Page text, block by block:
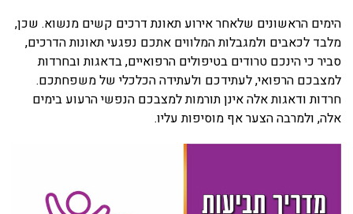
הימים הראשונים שלאחר אירוע תאונת דרכים קשים מנשוא. שכן,
מלבד לכאבים ולמגבלות המלווים אתכם נפגעי תאונות הדרכים,
סביר כי הינכם טרודים בטיפולים הרפואיים, בדאגות ובחרדות
למצבכם הרפואי, לעתידכם ולעתידה הכלכלי של משפחתכם.
חרדות ודאגות אלה אינן תורמות למצבכם הנפשי הרעוע בימים
אלה, ולמרבה הצער אף מוסיפות עליו.